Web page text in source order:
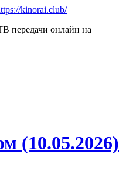
передачи онлайн на
(10.05.2026)